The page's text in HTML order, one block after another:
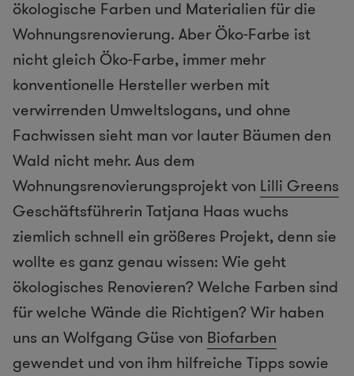
ökologische Farben und Materialien für die
Wohnungsrenovierung. Aber Öko-Farbe ist
nicht gleich Öko-Farbe, immer mehr
konventionelle Hersteller werben mit
verwirrenden Umweltslogans, und ohne
Fachwissen sieht man vor lauter Bäumen den
Wald nicht mehr. Aus dem
Wohnungsrenovierungsprojekt von Lilli Greens
Geschäftsführerin Tatjana Haas wuchs
ziemlich schnell ein größeres Projekt, denn sie
wollte es ganz genau wissen: Wie geht
ökologisches Renovieren? Welche Farben sind
für welche Wände die Richtigen? Wir haben
uns an Wolfgang Güse von Biofarben
gewendet und von ihm hilfreiche Tipps sowie